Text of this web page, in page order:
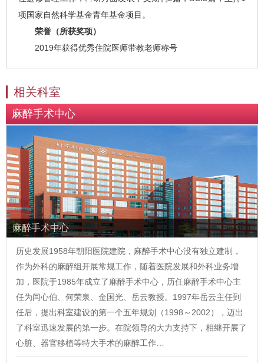
项国家自然科学基金青年基金项目。
荣誉（所获奖项）
2019年获得优秀住院医师带教老师称号
相关科室
麻醉手术中心
麻醉手术中心
历史发展1958年朝阳医院建院，麻醉手术中心没有独立建制，
作为外科的麻醉组开展常规工作，随着医院发展和外科业务增
加，医院于1985年成立了麻醉手术中心，历任麻醉手术中心主
任为闫心伯、何荣泉、金国光、岳云教授。1997年岳云主任到
任后，提出科室建设的第一个五年规划（1998～2002），迈出
了科室迅速发展的第一步。在院领导的大力支持下，相继开展了
心脏、器官移植等特大手术的麻醉工作…